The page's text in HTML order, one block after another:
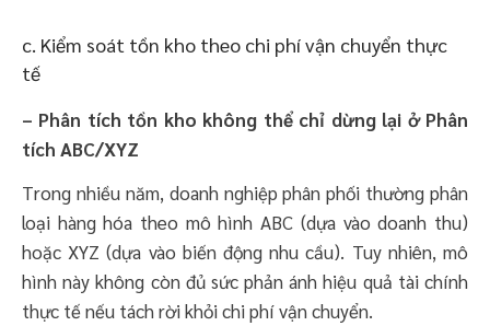
c. Kiểm soát tồn kho theo chi phí vận chuyển thực
tế
– Phân tích tồn kho không thể chỉ dừng lại ở Phân
tích ABC/XYZ
Trong nhiều năm, doanh nghiệp phân phối thường phân
loại hàng hóa theo mô hình ABC (dựa vào doanh thu)
hoặc XYZ (dựa vào biến động nhu cầu). Tuy nhiên, mô
hình này không còn đủ sức phản ánh hiệu quả tài chính
thực tế nếu tách rời khỏi chi phí vận chuyển.